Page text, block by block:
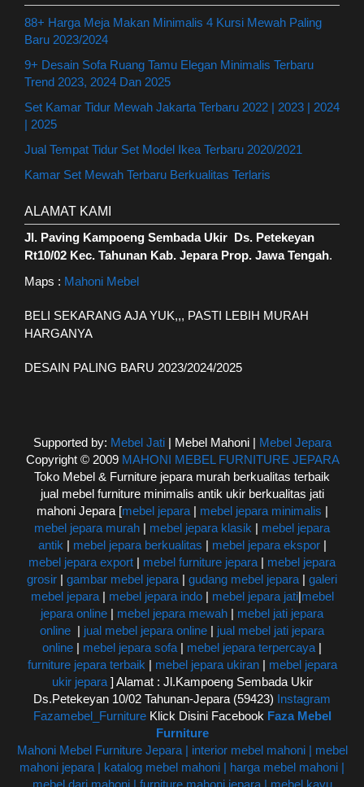
88+ Harga Meja Makan Minimalis 4 Kursi Mewah Paling
Baru 2023/2024
9+ Desain Sofa Ruang Tamu Elegan Minimalis Terbaru
Trend 2023, 2024 Dan 2025
Set Kamar Tidur Mewah Jakarta Terbaru 2022 | 2023 | 2024
| 2025
Jual Tempat Tidur Set Model Ikea Terbaru 2020/2021
Kamar Set Mewah Terbaru Berkualitas Terlaris
ALAMAT KAMI
Jl. Paving Kampoeng Sembada Ukir Ds. Petekeyan
Rt10/02 Kec. Tahunan Kab. Jepara Prop. Jawa Tengah.
Maps : Mahoni Mebel
BELI SEKARANG AJA YUK,,, PASTI LEBIH MURAH
HARGANYA
DESAIN PALING BARU 2023/2024/2025
Supported by: Mebel Jati| Mebel Mahoni | Mebel Jepara
Copyright © 2009 MAHONI MEBEL FURNITURE JEPARA
Toko Mebel & Furniture jepara murah berkualitas terbaik
jual mebel furniture minimalis antik ukir berkualitas jati
mahoni Jepara [mebel jepara| mebel jepara minimalis |
mebel jepara murah | mebel jepara klasik | mebel jepara
antik | mebel jepara berkualitas | mebel jepara ekspor|
mebel jepara export | mebel furniture jepara | mebel jepara
grosir | gambar mebel jepara | gudang mebel jepara | galeri
mebel jepara| mebel jepara indo| mebel jepara jati|mebel
jepara online | mebel jepara mewah | mebel jati jepara
online | jual mebel jepara online | jual mebel jati jepara
online | mebel jepara sofa | mebel jepara terpercaya |
furniture jepara terbaik | mebel jepara ukiran| mebel jepara
ukir jepara ] Alamat : Jl.Kampoeng Sembada Ukir
Ds.Petekeyan 10/02 Tahunan-Jepara (59423) Instagram
Fazamebel_FurnitureKlick Disini Facebook Faza Mebel
Furniture
Mahoni Mebel Furniture Jepara | interior mebel mahoni | mebel
mahoni jepara | katalog mebel mahoni | harga mebel mahoni |
mebel dari mahoni | furniture mahoni jepara | mebel kayu